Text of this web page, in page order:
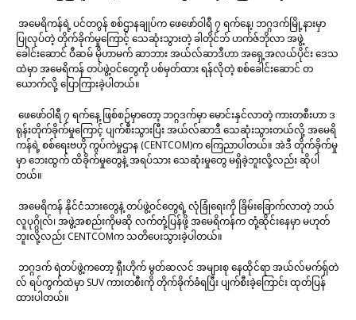
အမေရိကန်ရဲ့ ပင်တဂွန် စစ်ဌာနချုပ်က ဖေဖော်ဝါရီ ၇ ရက်နေ့၊ ဘဂ္ဂဒက်မြို့နားမှာ
ပြုလုပ်တဲ့ တိုက်ခိုက်မှုကြောင့် သေဆုံးသွားတဲ့ ခါတိုင်ဘ် ဟက်ဇ်ဘိုလာ အဖွဲ့
ခေါင်းဆောင် ဝီဆမ် မိုဟာမက် ဆာဘား အယ်လ်ဆာဒီဟာ အရှေ့အလယ်ပိုင်း ဒေသ
ထဲမှာ အမေရိကန် တပ်ဖွဲ့ဝင်တွေကို ပစ်မှတ်ထား ရန်လိုတဲ့ စစ်ခေါင်းဆောင် တ
ယောက်လို့ ပြောကြားခဲ့ပါတယ်။
ဖေဖော်ဝါရီ ၇ ရက်နေ့ ဖြစ်စဉ်မှာတော့ ဘဂ္ဂဒက်မှာ မောင်းနှင်လာတဲ့ ကားတစီးဟာ ဒ
ရုန်းတိုက်ခိုက်မှုကြောင့် ပျက်စီးသွားပြီး အယ်လ်ဆာဒီ သေဆုံးသွားတယ်လို့ အမေရိ
ကန်ရဲ့ စစ်ရေးဗဟို ကွပ်ကဲမှုဌာန (CENTCOM)က ကြေညာပါတယ်။ အဲဒီ တိုက်ခိုက်မှု
မှာ ဘေးထွက် ထိခိုက်မှုတွေနဲ့ အရပ်သား သေဆုံးမှုတွေ မရှိခဲ့ဘူးလို့လည်း ဆိုပါ
တယ်။
အမေရိကန် နိုင်ငံသားတွေနဲ့ တပ်ဖွဲ့ဝင်တွေရဲ့ လုံခြုံရေးကို ခြိမ်းခြောက်လာတဲ့ ဘယ်
လူပုဂ္ဂိုလ်၊ အဖွဲ့အစည်းကိုမဆို လက်တုံ့ပြန်ဖို့ အမေရိကန်က တုံ့ဆိုင်းနေမှာ မဟုတ်
ဘူးလို့လည်း CENTCOMက သတိပေးသွားခဲ့ပါတယ်။
ဘဂ္ဂဒက် ရဲတပ်ဖွဲ့ကတော့ ရှီးဟိုက် မွတ်ဆလင် အများစု နေထိုင်ရာ အယ်လ်မက်ရှ်တဲ
လ် ရပ်ကွက်ထဲမှာ SUV ကားတစီးကို တိုက်ခိုက်ခံရပြီး ပျက်စီးခဲ့ကြောင်း ထုတ်ပြန်
ထားပါတယ်။